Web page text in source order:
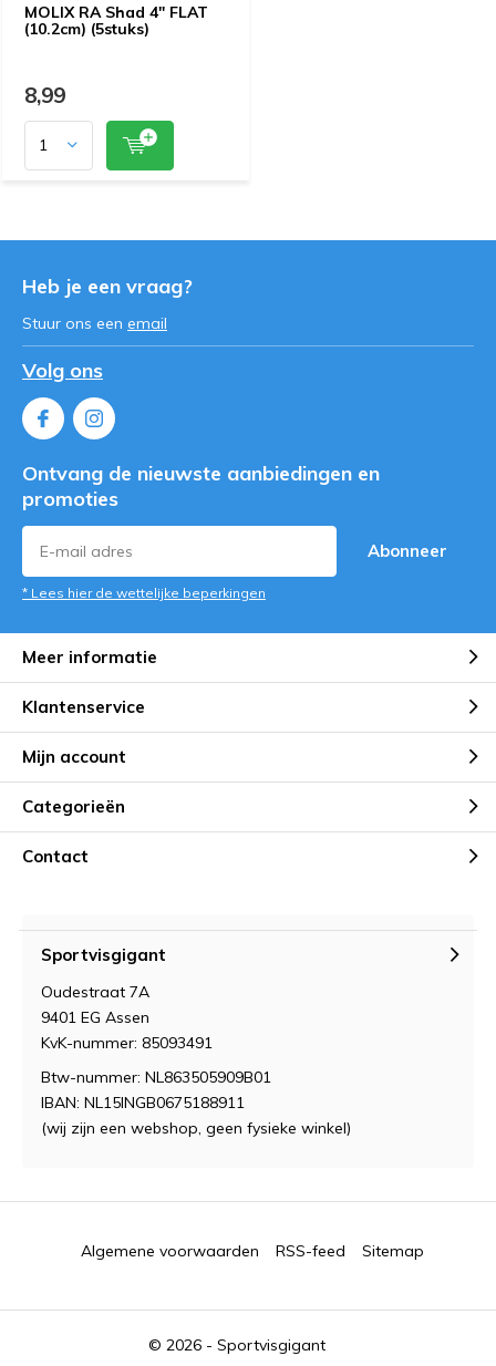
MOLIX RA Shad 4" FLAT
(10.2cm) (5stuks)
8,99
Heb je een vraag?
Stuur ons een email
Volg ons
Ontvang de nieuwste aanbiedingen en
promoties
Abonneer
* Lees hier de wettelijke beperkingen
Meer informatie
Klantenservice
Mijn account
Categorieën
Contact
Sportvisgigant
Oudestraat 7A
9401 EG Assen
KvK-nummer: 85093491
Btw-nummer: NL863505909B01
IBAN: NL15INGB0675188911
(wij zijn een webshop, geen fysieke winkel)
© 2026 - Sportvisgigant
Algemene voorwaarden RSS-feed Sitemap